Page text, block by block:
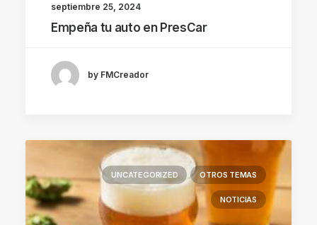
septiembre 25, 2024
Empeña tu auto en PresCar
by FMCreador
UNCATEGORIZED OTROS TEMAS
NOTICIAS